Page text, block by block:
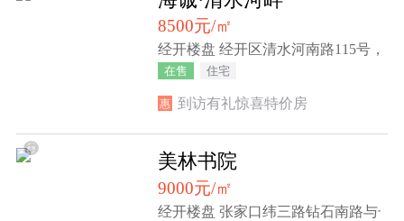
8500元/㎡
经开楼盘 经开区清水河南路115号，新
在售 住宅
惠 到访有礼惊喜特价房
美林书院
9000元/㎡
经开楼盘 张家口纬三路钻石南路与长